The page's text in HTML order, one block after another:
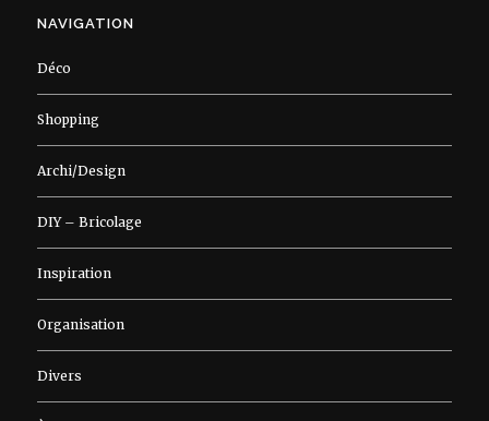
NAVIGATION
Déco
Shopping
Archi/Design
DIY – Bricolage
Inspiration
Organisation
Divers